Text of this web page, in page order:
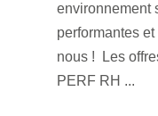
environnement
performantes
nous ! Les
PERF RH ...